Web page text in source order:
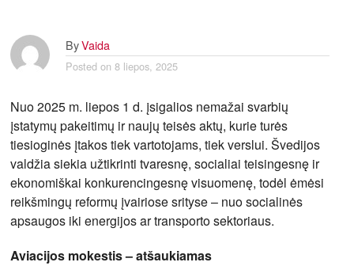
ByVaida
Posted on 8 liepos, 2025
Nuo 2025 m. liepos 1 d. įsigalios nemažai svarbių
įstatymų pakeitimų ir naujų teisės aktų, kurie turės
tiesioginės įtakos tiek vartotojams, tiek verslui. Švedijos
valdžia siekia užtikrinti tvaresnę, socialiai teisingesnę ir
ekonomiškai konkurencingesnę visuomenę, todėl ėmėsi
reikšmingų reformų įvairiose srityse – nuo socialinės
apsaugos iki energijos ar transporto sektoriaus.
Aviacijos mokestis – atšaukiamas